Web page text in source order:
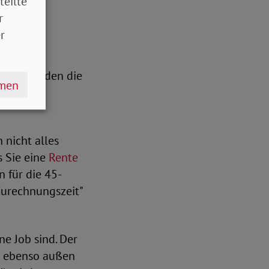
finden die
im
nicht alles
Sie eine Rente
für die 45-
Job sind. Der
außen